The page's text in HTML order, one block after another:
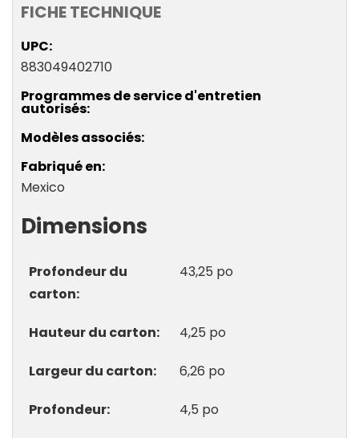
FICHE TECHNIQUE
UPC
883049402710
Programmes de service d'entretien
autorisés
Modèles associés
Fabriqué en
Mexico
Dimensions
Profondeur du
carton
43,25 po
Hauteur du carton 4,25 po
Largeur du carton 6,26 po
Profondeur 4,5 po